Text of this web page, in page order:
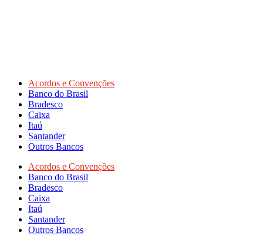
Acordos e Convenções
Banco do Brasil
Bradesco
Caixa
Itaú
Santander
Outros Bancos
Acordos e Convenções
Banco do Brasil
Bradesco
Caixa
Itaú
Santander
Outros Bancos